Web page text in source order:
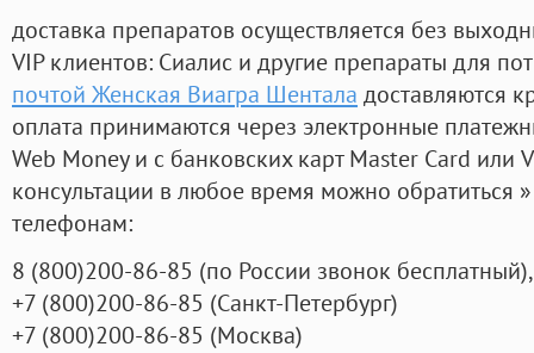
доставка препаратов осуществляется без
VIP клиентов: Сиалис и другие препараты для
почтой Женская Виагра Шентала доставляются
оплата принимаются через электронные
Web Money и с банковских карт Master Card или
консультации в любое время можно обратиться
телефонам:
8 (800)200-86-85 (по России звонок бесплатный),
+7 (800)200-86-85 (Санкт-Петербург)
+7 (800)200-86-85 (Москва)